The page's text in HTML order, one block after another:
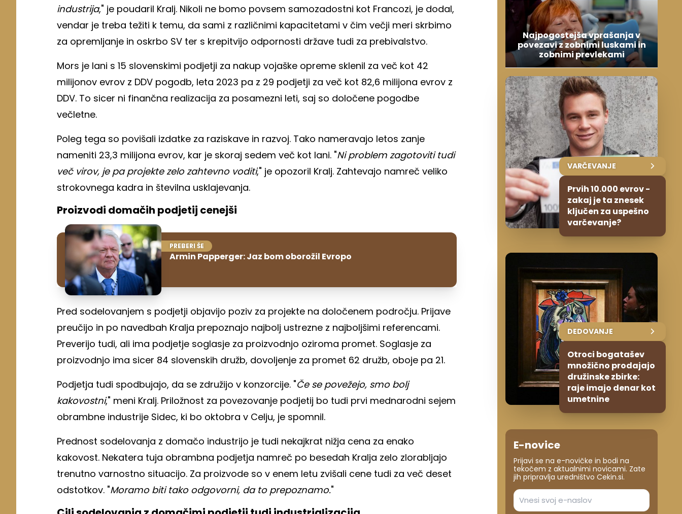
industrija," je poudaril Kralj. Nikoli ne bomo povsem samozadostni kot Francozi, je dodal,
vendar je treba težiti k temu, da sami z različnimi kapacitetami v čim večji meri skrbimo
za opremljanje in oskrbo SV ter s krepitvijo odpornosti države tudi za prebivalstvo.
Mors je lani s 15 slovenskimi podjetji za nakup vojaške opreme sklenil za več kot 42
milijonov evrov z DDV pogodb, leta 2023 pa z 29 podjetji za več kot 82,6 milijona evrov z
DDV. To sicer ni finančna realizacija za posamezni leti, saj so določene pogodbe
večletne.
Poleg tega so povišali izdatke za raziskave in razvoj. Tako nameravajo letos zanje
nameniti 23,3 milijona evrov, kar je skoraj sedem več kot lani. "Ni problem zagotoviti tudi
več virov, je pa projekte zelo zahtevno voditi," je opozoril Kralj. Zahtevajo namreč veliko
strokovnega kadra in številna usklajevanja.
Proizvodi domačih podjetij cenejši
PREBERI ŠE
Armin Papperger: Jaz bom oborožil Evropo
Pred sodelovanjem s podjetji objavijo poziv za projekte na določenem področju. Prijave
preučijo in po navedbah Kralja prepoznajo najbolj ustrezne z najboljšimi referencami.
Preverijo tudi, ali ima podjetje soglasje za proizvodnjo oziroma promet. Soglasje za
proizvodnjo ima sicer 84 slovenskih družb, dovoljenje za promet 62 družb, oboje pa 21.
Podjetja tudi spodbujajo, da se združijo v konzorcije. "Če se povežejo, smo bolj
kakovostni," meni Kralj. Priložnost za povezovanje podjetij bo tudi prvi mednarodni sejem
obrambne industrije Sidec, ki bo oktobra v Celju, je spomnil.
Prednost sodelovanja z domačo industrijo je tudi nekajkrat nižja cena za enako
kakovost. Nekatera tuja obrambna podjetja namreč po besedah Kralja zelo zlorabljajo
trenutno varnostno situacijo. Za proizvode so v enem letu zvišali cene tudi za več deset
odstotkov. "Moramo biti tako odgovorni, da to prepoznamo."
Najpogostejša vprašanja v
povezavi z zobnimi luskami in
zobnimi prevlekami
VARČEVANJE
Prvih 10.000 evrov -
zakaj je ta znesek
ključen za uspešno
varčevanje?
DEDOVANJE
Otroci bogatašev
množično prodajajo
družinske zbirke:
raje imajo denar kot
umetnine
E-novice
Prijavi se na e-novičke in bodi na
tekočem z aktualnimi novicami. Zate
jih pripravlja uredništvo Cekin.si.